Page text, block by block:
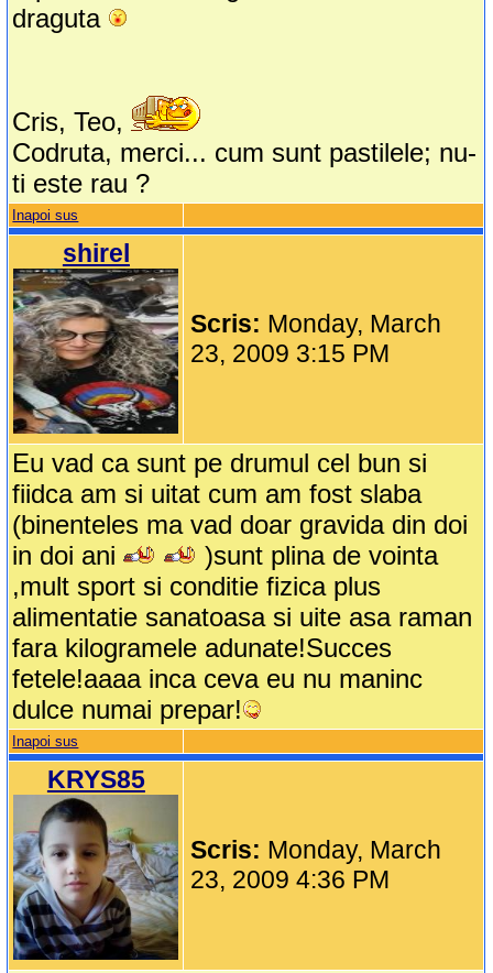
draguta
Cris, Teo,
Codruta, merci... cum sunt pastilele; nu-
ti este rau ?
Inapoi sus
shirel
Scris: Monday, March
23, 2009 3:15 PM
Eu vad ca sunt pe drumul cel bun si
fiidca am si uitat cum am fost slaba
(binenteles ma vad doar gravida din doi
in doi ani
)sunt plina de vointa
,mult sport si conditie fizica plus
alimentatie sanatoasa si uite asa raman
fara kilogramele adunate!Succes
fetele!aaaa inca ceva eu nu maninc
dulce numai prepar!
Inapoi sus
KRYS85
Scris: Monday, March
23, 2009 4:36 PM